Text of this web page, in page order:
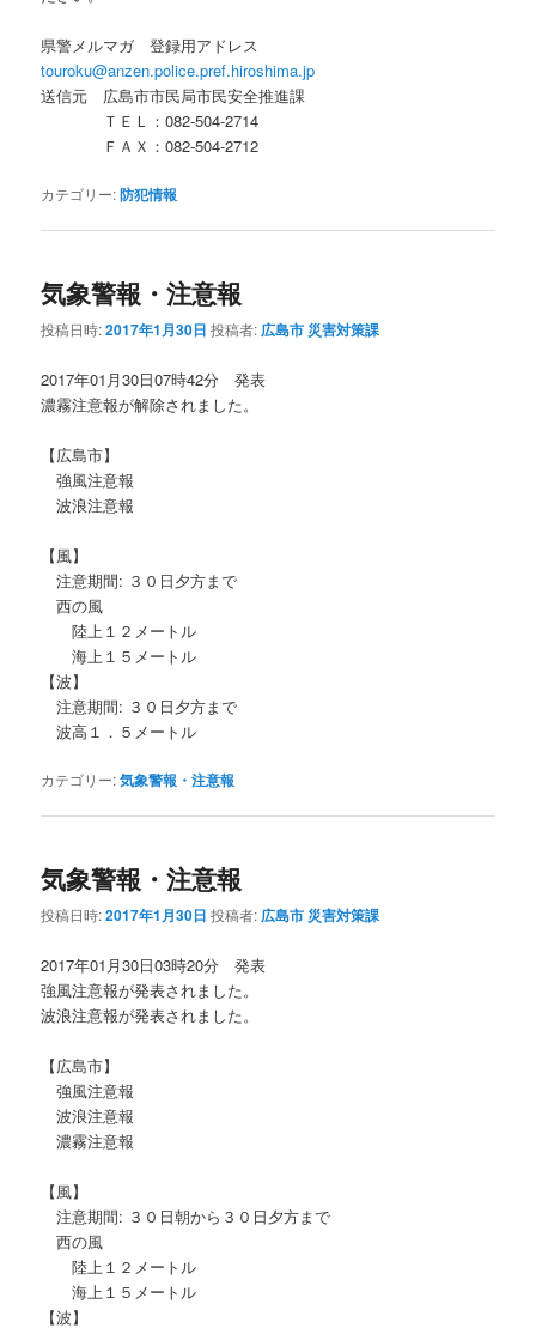
県警メルマガ 登録用アドレス
touroku@anzen.police.pref.hiroshima.jp
送信元 広島市市民局市民安全推進課
ＴＥＬ：082-504-2714
ＦＡＸ：082‐504-2712
カテゴリー:防犯情報
気象警報・注意報
投稿日時:2017年1月30日 投稿者: 広島市 災害対策課
2017年01月30日07時42分 発表
濃霧注意報が解除されました。
【広島市】
強風注意報
波浪注意報
【風】
注意期間: ３０日夕方まで
西の風
陸上１２メートル
海上１５メートル
【波】
注意期間: ３０日夕方まで
波高１．５メートル
カテゴリー:気象警報・注意報
気象警報・注意報
投稿日時:2017年1月30日 投稿者: 広島市 災害対策課
2017年01月30日03時20分 発表
強風注意報が発表されました。
波浪注意報が発表されました。
【広島市】
強風注意報
波浪注意報
濃霧注意報
【風】
注意期間: ３０日朝から３０日夕方まで
西の風
陸上１２メートル
海上１５メートル
【波】